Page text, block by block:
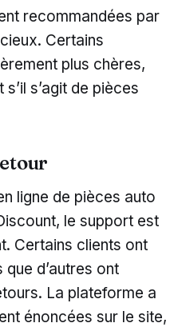
recommandées par
Certains
plus chères,
s’agit de pièces
ligne de pièces auto
le support est
Certains clients ont
d’autres ont
La plateforme a
énoncées sur le site,